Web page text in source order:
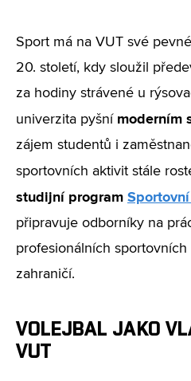
Sport má na VUT své
20. století, kdy sloužil
za hodiny strávené u
univerzita pyšní moderním
zájem studentů i
sportovních aktivit stále
studijní program
připravuje odborníky na
profesionálních
zahraničí.
VOLEJBAL JAKO
VUT